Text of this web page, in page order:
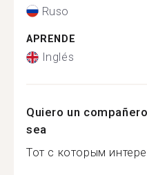
Ruso
APRENDE
Inglés
Quiero un
sea
Тот с которым